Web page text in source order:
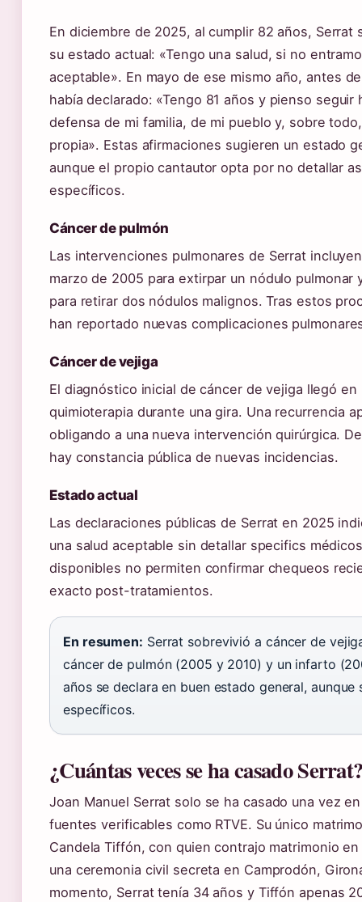
En diciembre de 2025, al cumplir 82 años, Serrat
su estado actual: «Tengo una salud, si no
aceptable». En mayo de ese mismo año, antes
había declarado: «Tengo 81 años y pienso seguir
defensa de mi familia, de mi pueblo y, sobre
propia». Estas afirmaciones sugieren un estado
aunque el propio cantautor opta por no detallar
específicos.
Cáncer de pulmón
Las intervenciones pulmonares de Serrat
marzo de 2005 para extirpar un nódulo pulmonar
para retirar dos nódulos malignos. Tras estos
han reportado nuevas complicaciones
Cáncer de vejiga
El diagnóstico inicial de cáncer de vejiga llegó
quimioterapia durante una gira. Una recurrencia
obligando a una nueva intervención quirúrgica.
hay constancia pública de nuevas incidencias.
Estado actual
Las declaraciones públicas de Serrat en 2025
una salud aceptable sin detallar specifics
disponibles no permiten confirmar chequeos
exacto post-tratamientos.
En resumen: Serrat sobrevivió a cáncer de
cáncer de pulmón (2005 y 2010) y un infarto
años se declara en buen estado general, aunque
específicos.
¿Cuántas veces se ha casado
Joan Manuel Serrat solo se ha casado una vez
fuentes verificables como RTVE. Su único
Candela Tiffón, con quien contrajo matrimonio
una ceremonia civil secreta en Camprodón,
momento, Serrat tenía 34 años y Tiffón apenas